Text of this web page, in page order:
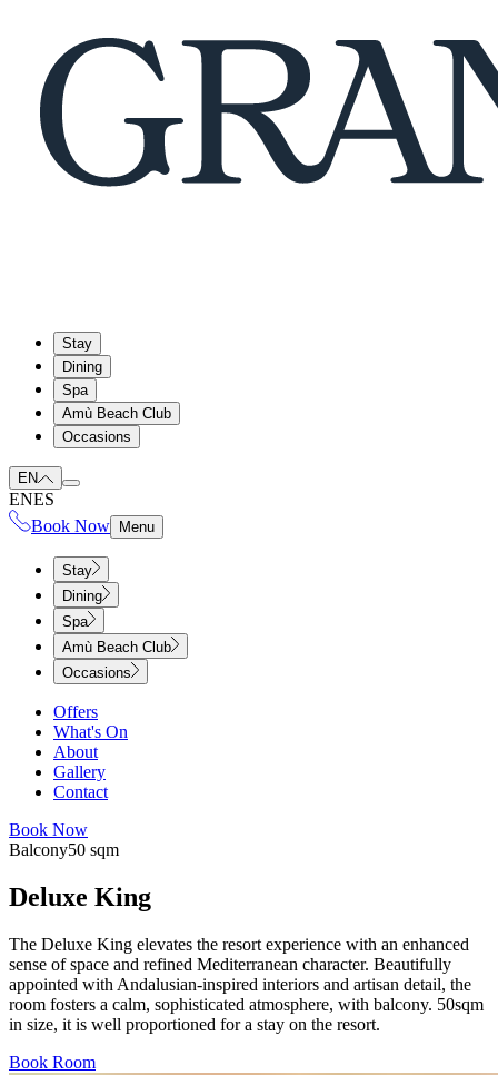
Stay
Dining
Spa
Amù Beach Club
Occasions
EN
ENES
Book Now
Menu
Stay
Dining
Spa
Amù Beach Club
Occasions
Offers
What's On
About
Gallery
Contact
Book Now
Balcony​​​​‌ ‍ ​‍​‍‌‍ ‌ ​‍‌‍‍‌‌‍‌ ‌‍‍‌‌‍ ‍​‍​‍​ ‍‍​‍​‍‌ ​ ‌‍​‌‌‍ ‍‌‍‍‌‌ ‌​‌ ‍‌​‍ ‍‌‍‍‌‌‍ ​‍​‍​‍ ​​‍​‍‌‍‍​‌ ​‍‌‍‌‌‌‍‌‍​‍​‍​ ‍‍​‍​‍‌‍‍​‌ ‌​‌ ‌​‌ ​​‌ ​ ​ ‍‍​‍ ​‍ ‌‍ ​​‍ ‌‌‍​‌‌‍ ‍‌‍‌​​‍ ‌‌ ​‍​‍ ‌‌‍‍​‌‍ ‌ ‌​‌‍‌‌‌‍ ​‌ ​ ​‍ ‌‌ ​ ‌ ‌​‌ ‌‌‌‍‌​‌‍‍‌‌‍ ​‍ ‍‌ ‌‍‌‍‌‌‌ ​‍‌‍​ ‌‍‌‌‌‍ ​​‍ ‍‌‍​‌‌ ​​‌ ​​​‍ ‌‍‍‌‌‍ ‍‌ ‌​‌‍‌‌‌‍ ‍‌ ‌​​‍ ‌‍‌‌‌‍‌​‌‍‍‌‌ ‌​​‍ ‌‍ ‌‌‍ ‌‍‌​‌‍‌‌​ ‌‌ ​​‌ ​‍‌‍‌‌‌ ​ ‌‍‌‌‌‍ ‍‌ ‌​‌‍​‌‌ ‌​‌‍‍‌‌‍ ‌‍ ‍​ ‍ ‌‍‍‌‌‍‌​​ ‌​ ‍​​ ‌‍‌‍‌‍​ ‌‍‌‍​ ‌‍​‍​ ‌​‌‍​‍​‍ ‌​ ‌ ​ ‌‍​ ​​​ ‍‌​‍ ‌​ ‌​​ ‌‌‌‍​ ​ ‍‌​‍ ‌​ ‍​‌‍​‍​ ‌ ​ ‌ ​‍ ‌‌‍​‌​ ​‌​ ‌‌​ ‍‌‌‍​‍‌‍​‌​ ​‌​ ​‌‌‍‌‍​ ‌‍​ ​‌​ ‍‌​ ‍ ‌ ‌​‌ ‍‌‌ ​​‌‍‌‌​ ‌‌‍‍​‌‍ ‌ ‌​‌‍‌‌‌‍ ​‌‌​‍‌‍ ‌‍ ‌‍ ‌‌‌​ ‌ ‌‌‌‍‍‌‌ ‌​‌‍‌‌‌​​‌‌‍ ‌‌‍‌‌‌‍ ‍‌‍‍‌‌ ‌​‌ ‍‌​ ‍ ‌ ​​‌‍​‌‌ ‌​‌‍‍​​ ‌‌ ‌​‌‍‍‌‌ ‌​‌‍ ​‌‍‌‌​ ‌‍​‍‌‍​‌‌ ​ ‌‍‌‌‌‌‌‌‌ ​‍‌‍ ​​ ‌‌‍‍​‌ ‌​‌ ‌​‌ ​​‌ ​ ​‍‌‌​ ​ ‌​​‌​‍‌‌​ ​‍‌​‌‍​‍‌‌​ ​‍‌​‌‍‌‍ ​​‍ ‌‌‍​‌‌‍ ‍‌‍‌​​‍ ‌‌ ​‍​‍ ‌‌‍‍​‌‍ ‌ ‌​‌‍‌‌‌‍ ​‌ ​ ​‍ ‌‌ ​ ‌ ‌​‌ ‌‌‌‍‌​‌‍‍‌‌‍ ​‍ ‍‌ ‌‍‌‍‌‌‌ ​‍‌‍​ ‌‍‌‌‌‍ ​​‍ ‍‌‍​‌‌ ​​‌ ​​​‍‌‍‌‍‍‌‌‍‌​​ ‌​ ‍​​ ‌‍‌‍‌‍​ ‌‍‌‍​ ‌‍​‍​ ‌​‌‍​‍​‍ ‌​ ‌ ​ ‌‍​ ​​​ ‍‌​‍ ‌​ ‌​​ ‌‌‌‍​ ​ ‍‌​‍ ‌​ ‍​‌‍​‍​ ‌ ​ ‌ ​‍ ‌‌‍​‌​ ​‌​ ‌‌​ ‍‌‌‍​‍‌‍​‌​ ​‌​ ​‌‌‍‌‍​ ‌‍​ ​‌​ ‍‌​‍‌‍‌ ‌​‌ ‍‌‌ ​​‌‍‌‌​ ‌‌‍‍​‌‍ ‌ ‌​‌‍‌‌‌‍ ​‌‌​‍‌‍ ‌‍ ‌‍ ‌‌‌​ ‌ ‌‌‌‍‍‌‌ ‌​‌‍‌‌‌​​‌‌‍ ‌‌‍‌‌‌‍ ‍‌‍‍‌‌ ‌​‌ ‍‌​‍‌‍‌ ​​‌‍​‌‌ ‌​‌‍‍​​ ‌‌ ‌​‌‍‍‌‌ ‌​‌‍ ​‌‍‌‌​‍‌‍‌ ​​‌‍‌‌‌ ​‍‌ ​ ‌ ​​‌‍‌‌‌‍​ ‌ ‌​‌‍‍‌‌ ‌‍‌‍‌‌​ ‌‌ ​​‌ ‌‌‌‍​‍‌‍ ​‌‍‍‌‌ ​ ‌‍‍​‌‍‌‌‌‍‌​​‍​‍‌ ‌50 sqm​​​​‌ ‍ ​‍​‍‌‍ ‌ ​‍‌‍‍‌‌‍‌ ‌‍‍‌‌‍ ‍​‍​‍​ ‍‍​‍​‍‌ ​ ‌‍​‌‌‍ ‍‌‍‍‌‌ ‌​‌ ‍‌​‍ ‍‌‍‍‌‌‍ ​‍​‍​‍ ​​‍​‍‌‍‍​‌ ​‍‌‍‌‌‌‍‌‍​‍​‍​ ‍‍​‍​‍‌‍‍​‌ ‌​‌ ‌​‌ ​​‌ ​ ​ ‍‍​‍ ​‍ ‌‍ ​​‍ ‌‌‍​‌‌‍ ‍‌‍‌​​‍ ‌‌ ​‍​‍ ‌‌‍‍​‌‍ ‌ ‌​‌‍‌‌‌‍ ​‌ ​ ​‍ ‌‌ ​ ‌ ‌​‌ ‌‌‌‍‌​‌‍‍‌‌‍ ​‍ ‍‌ ‌‍‌‍‌‌‌ ​‍‌‍​ ‌‍‌‌‌‍ ​​‍ ‍‌‍​‌‌ ​​‌ ​​​‍ ‌‍‍‌‌‍ ‍‌ ‌​‌‍‌‌‌‍ ‍‌ ‌​​‍ ‌‍‌‌‌‍‌​‌‍‍‌‌ ‌​​‍ ‌‍ ‌‌‍ ‌‍‌​‌‍‌‌​ ‌‌ ​​‌ ​‍‌‍‌‌‌ ​ ‌‍‌‌‌‍ ‍‌ ‌​‌‍​‌‌ ‌​‌‍‍‌‌‍ ‌‍ ‍​ ‍ ‌‍‍‌‌‍‌​​ ‌‌‍‌‍​ ‌ ‌‍‌‌​ ‌‌​ ​‍‌‍​‌​ ​‍​ ‌‍​‍ ‌‌‍​‍​ ‌‌​ ​ ​ ​‍​‍ ‌​ ‌​‌‍​ ​ ‌ ​ ‍​​‍ ‌​ ‍​​ ‌‍​ ​ ‌‍‌​​‍ ‌​ ‍​​ ‌ ​ ‌‍​ ​‌‌‍‌‌​ ​ ‌‍‌​‌‍‌‍​ ​​‌‍​‌​ ‍‌‌‍‌‍​ ‍ ‌ ‌​‌ ‍‌‌ ​​‌‍‌‌​ ‌‌‍‍​‌‍ ‌ ‌​‌‍‌‌‌‍ ​‌‌​‍‌‍ ‌‍ ‌‍ ‌‌‌​ ‌ ‌‌‌‍‍‌‌ ‌​‌‍‌‌‌​​‌‌‍ ‌‌‍‌‌‌‍ ‍‌‍‍‌‌ ‌​‌ ‍‌​ ‍ ‌ ​​‌‍​‌‌ ‌​‌‍‍​​ ‌‌ ‌​‌‍‍‌‌ ‌​‌‍ ​‌‍‌‌​ ‌‍​‍‌‍​‌‌ ​ ‌‍‌‌‌‌‌‌‌ ​‍‌‍ ​​ ‌‌‍‍​‌ ‌​‌ ‌​‌ ​​‌ ​ ​‍‌‌​ ​ ‌​​‌​‍‌‌​ ​‍‌​‌‍​‍‌‌​ ​‍‌​‌‍‌‍ ​​‍ ‌‌‍​‌‌‍ ‍‌‍‌​​‍ ‌‌ ​‍​‍ ‌‌‍‍​‌‍ ‌ ‌​‌‍‌‌‌‍ ​‌ ​ ​‍ ‌‌ ​ ‌ ‌​‌ ‌‌‌‍‌​‌‍‍‌‌‍ ​‍ ‍‌ ‌‍‌‍‌‌‌ ​‍‌‍​ ‌‍‌‌‌‍ ​​‍ ‍‌‍​‌‌ ​​‌ ​​​‍‌‍‌‍‍‌‌‍‌​​ ‌‌‍‌‍​ ‌ ‌‍‌‌​ ‌‌​ ​‍‌‍​‌​ ​‍​ ‌‍​‍ ‌‌‍​‍​ ‌‌​ ​ ​ ​‍​‍ ‌​ ‌​‌‍​ ​ ‌ ​ ‍​​‍ ‌​ ‍​​ ‌‍​ ​ ‌‍‌​​‍ ‌​ ‍​​ ‌ ​ ‌‍​ ​‌‌‍‌‌​ ​ ‌‍‌​‌‍‌‍​ ​​‌‍​‌​ ‍‌‌‍‌‍​‍‌‍‌ ‌​‌ ‍‌‌ ​​‌‍‌‌​ ‌‌‍‍​‌‍ ‌ ‌​‌‍‌‌‌‍ ​‌‌​‍‌‍ ‌‍ ‌‍ ‌‌‌​ ‌ ‌‌‌‍‍‌‌ ‌​‌‍‌‌‌​​‌‌‍ ‌‌‍‌‌‌‍ ‍‌‍‍‌‌ ‌​‌ ‍‌​‍‌‍‌ ​​‌‍​‌‌ ‌​‌‍‍​​ ‌‌ ‌​‌‍‍‌‌ ‌​‌‍ ​‌‍‌‌​‍‌‍‌ ​​‌‍‌‌‌ ​‍‌ ​ ‌ ​​‌‍‌‌‌‍​ ‌ ‌​‌‍‍‌‌ ‌‍‌‍‌‌​ ‌‌ ​​‌ ‌‌‌‍​‍‌‍ ​‌‍‍‌‌ ​ ‌‍‍​‌‍‌‌‌‍‌​​‍​‍‌ ‌
Deluxe King​​​​‌ ‍ ​‍​‍‌‍ ‌ ​‍‌‍‍‌‌‍‌ ‌‍‍‌‌‍ ‍​‍​‍​ ‍‍​‍​‍‌ ​ ‌‍​‌‌‍ ‍‌‍‍‌‌ ‌​‌ ‍‌​‍ ‍‌‍‍‌‌‍ ​‍​‍​‍ ​​‍​‍‌‍‍​‌ ​‍‌‍‌‌‌‍‌‍​‍​‍​ ‍‍​‍​‍‌‍‍​‌ ‌​‌ ‌​‌ ​​‌ ​ ​ ‍‍​‍ ​‍ ‌‍ ​​‍ ‌‌‍​‌‌‍ ‍‌‍‌​​‍ ‌‌ ​‍​‍ ‌‌‍‍​‌‍ ‌ ‌​‌‍‌‌‌‍ ​‌ ​ ​‍ ‌‌ ​ ‌ ‌​‌ ‌‌‌‍‌​‌‍‍‌‌‍ ​‍ ‍‌ ‌‍‌‍‌‌‌ ​‍‌‍​ ‌‍‌‌‌‍ ​​‍ ‍‌‍​‌‌ ​​‌ ​​​‍ ‌‍‍‌‌‍ ‍‌ ‌​‌‍‌‌‌‍ ‍‌ ‌​​‍ ‌‍‌‌‌‍‌​‌‍‍‌‌ ‌​​‍ ‌‍ ‌‌‍ ‌‍‌​‌‍‌‌​ ‌‌ ​​‌ ​‍‌‍‌‌‌ ​ ‌‍‌‌‌‍ ‍‌ ‌​‌‍​‌‌ ‌​‌‍‍‌‌‍ ‌‍ ‍​ ‍ ‌‍‍‌‌‍‌​​ ‌‌‍​ ​ ‌ ​ ​ ​ ​‌​ ‍‌‌‍​‍‌‍​‌​ ‌‍​‍ ‌​ ‌‌​ ‌‍​ ‌ ‌‍​ ​‍ ‌​ ‌​​ ‌ ​ ‌‍‌‍​‌​‍ ‌​ ‍‌‌‍​‍​ ​‍​ ‌‌​‍ ‌‌‍‌‍​ ‍‌‌‍​‌​ ‍​​ ​‌​ ​‌​ ‍​​ ‍‌​ ‌‌​ ​‍​ ‌ ​ ‍‌​ ‍ ‌ ‌​‌ ‍‌‌ ​​‌‍‌‌​ ‌‌‍‍​‌‍ ‌ ‌​‌‍‌‌‌‍ ​‌‌​‍‌‍ ‌‍ ‌‍ ‌‌‌​ ‌ ‌‌‌‍‍‌‌ ‌​‌‍‌‌​ ‍ ‌ ​​‌‍​‌‌ ‌​‌‍‍​​ ‌‌ ‌​‌‍‍‌‌ ‌​‌‍ ​‌‍‌‌​ ‌‍​‍‌‍​‌‌ ​ ‌‍‌‌‌‌‌‌‌ ​‍‌‍ ​​ ‌‌‍‍​‌ ‌​‌ ‌​‌ ​​‌ ​ ​‍‌‌​ ​ ‌​​‌​‍‌‌​ ​‍‌​‌‍​‍‌‌​ ​‍‌​‌‍‌‍ ​​‍ ‌‌‍​‌‌‍ ‍‌‍‌​​‍ ‌‌ ​‍​‍ ‌‌‍‍​‌‍ ‌ ‌​‌‍‌‌‌‍ ​‌ ​ ​‍ ‌‌ ​ ‌ ‌​‌ ‌‌‌‍‌​‌‍‍‌‌‍ ​‍ ‍‌ ‌‍‌‍‌‌‌ ​‍‌‍​ ‌‍‌‌‌‍ ​​‍ ‍‌‍​‌‌ ​​‌ ​​​‍‌‍‌‍‍‌‌‍‌​​ ‌‌‍​ ​ ‌ ​ ​ ​ ​‌​ ‍‌‌‍​‍‌‍​‌​ ‌‍​‍ ‌​ ‌‌​ ‌‍​ ‌ ‌‍​ ​‍ ‌​ ‌​​ ‌ ​ ‌‍‌‍​‌​‍ ‌​ ‍‌‌‍​‍​ ​‍​ ‌‌​‍ ‌‌‍‌‍​ ‍‌‌‍​‌​ ‍​​ ​‌​ ​‌​ ‍​​ ‍‌​ ‌‌​ ​‍​ ‌ ​ ‍‌​‍‌‍‌ ‌​‌ ‍‌‌ ​​‌‍‌‌​ ‌‌‍‍​‌‍ ‌ ‌​‌‍‌‌‌‍ ​‌‌​‍‌‍ ‌‍ ‌‍ ‌‌‌​ ‌ ‌‌‌‍‍‌‌ ‌​‌‍‌‌​‍‌‍‌ ​​‌‍​‌‌ ‌​‌‍‍​​ ‌‌ ‌​‌‍‍‌‌ ‌​‌‍ ​‌‍‌‌​‍‌‍‌ ​​‌‍‌‌‌ ​‍‌ ​ ‌ ​​‌‍‌‌‌‍​ ‌ ‌​‌‍‍‌‌ ‌‍‌‍‌‌​ ‌‌ ​​‌ ‌‌‌‍​‍‌‍ ​‌‍‍‌‌ ​ ‌‍‍​‌‍‌‌‌‍‌​​‍​‍‌ ‌
The Deluxe King elevates the resort experience with an enhanced
sense of space and refined Mediterranean character. Beautifully
appointed with Andalusian-inspired interiors and artisan detail, the
room fosters a calm, sophisticated atmosphere, with balcony. 50sqm
in size, it is well proportioned for a stay on the resort.​​​​‌ ‍ ​‍​‍‌‍ ‌ ​‍‌‍‍‌‌‍‌ ‌‍‍‌‌‍ ‍​‍​‍​ ‍‍​‍​‍‌ ​ ‌‍​‌‌‍ ‍‌‍‍‌‌ ‌​‌ ‍‌​‍ ‍‌‍‍‌‌‍ ​‍​‍​‍ ​​‍​‍‌‍‍​‌ ​‍‌‍‌‌‌‍‌‍​‍​‍​ ‍‍​‍​‍‌‍‍​‌ ‌​‌ ‌​‌ ​​‌ ​ ​ ‍‍​‍ ​‍ ‌‍ ​​‍ ‌‌‍​‌‌‍ ‍‌‍‌​​‍ ‌‌ ​‍​‍ ‌‌‍‍​‌‍ ‌ ‌​‌‍‌‌‌‍ ​‌ ​ ​‍ ‌‌ ​ ‌ ‌​‌ ‌‌‌‍‌​‌‍‍‌‌‍ ​‍ ‍‌ ‌‍‌‍‌‌‌ ​‍‌‍​ ‌‍‌‌‌‍ ​​‍ ‍‌‍​‌‌ ​​‌ ​​​‍ ‌‍‍‌‌‍ ‍‌ ‌​‌‍‌‌‌‍ ‍‌ ‌​​‍ ‌‍‌‌‌‍‌​‌‍‍‌‌ ‌​​‍ ‌‍ ‌‌‍ ‌‍‌​‌‍‌‌​ ‌‌ ​​‌ ​‍‌‍‌‌‌ ​ ‌‍‌‌‌‍ ‍‌ ‌​‌‍​‌‌ ‌​‌‍‍‌‌‍ ‌‍ ‍​ ‍ ‌‍‍‌‌‍‌​​ ‌‌‍​ ​ ‌ ​ ​ ​ ​‌​ ‍‌‌‍​‍‌‍​‌​ ‌‍​‍ ‌​ ‌‌​ ‌‍​ ‌ ‌‍​ ​‍ ‌​ ‌​​ ‌ ​ ‌‍‌‍​‌​‍ ‌​ ‍‌‌‍​‍​ ​‍​ ‌‌​‍ ‌‌‍‌‍​ ‍‌‌‍​‌​ ‍​​ ​‌​ ​‌​ ‍​​ ‍‌​ ‌‌​ ​‍​ ‌ ​ ‍‌​ ‍ ‌ ‌​‌ ‍‌‌ ​​‌‍‌‌​ ‌‌‍‍​‌‍ ‌ ‌​‌‍‌‌‌‍ ​‌‌​‍‌‍ ‌‍ ‌‍ ‌‌‌​ ‌ ‌‌‌‍‍‌‌ ‌​‌‍‌‌​ ‍ ‌ ​​‌‍​‌‌ ‌​‌‍‍​​ ‌‌‍‌​‌‍‌‌‌ ​ ‌‍​ ‌ ​‍‌‍‍‌‌ ​​‌ ‌​‌‍‍‌‌‍ ‌‍ ‍​ ‌‍​‍‌‍​‌‌ ​ ‌‍‌‌‌‌‌‌‌ ​‍‌‍ ​​ ‌‌‍‍​‌ ‌​‌ ‌​‌ ​​‌ ​ ​‍‌‌​ ​ ‌​​‌​‍‌‌​ ​‍‌​‌‍​‍‌‌​ ​‍‌​‌‍‌‍ ​​‍ ‌‌‍​‌‌‍ ‍‌‍‌​​‍ ‌‌ ​‍​‍ ‌‌‍‍​‌‍ ‌ ‌​‌‍‌‌‌‍ ​‌ ​ ​‍ ‌‌ ​ ‌ ‌​‌ ‌‌‌‍‌​‌‍‍‌‌‍ ​‍ ‍‌ ‌‍‌‍‌‌‌ ​‍‌‍​ ‌‍‌‌‌‍ ​​‍ ‍‌‍​‌‌ ​​‌ ​​​‍‌‍‌‍‍‌‌‍‌​​ ‌‌‍​ ​ ‌ ​ ​ ​ ​‌​ ‍‌‌‍​‍‌‍​‌​ ‌‍​‍ ‌​ ‌‌​ ‌‍​ ‌ ‌‍​ ​‍ ‌​ ‌​​ ‌ ​ ‌‍‌‍​‌​‍ ‌​ ‍‌‌‍​‍​ ​‍​ ‌‌​‍ ‌‌‍‌‍​ ‍‌‌‍​‌​ ‍​​ ​‌​ ​‌​ ‍​​ ‍‌​ ‌‌​ ​‍​ ‌ ​ ‍‌​‍‌‍‌ ‌​‌ ‍‌‌ ​​‌‍‌‌​ ‌‌‍‍​‌‍ ‌ ‌​‌‍‌‌‌‍ ​‌‌​‍‌‍ ‌‍ ‌‍ ‌‌‌​ ‌ ‌‌‌‍‍‌‌ ‌​‌‍‌‌​‍‌‍‌ ​​‌‍​‌‌ ‌​‌‍‍​​ ‌‌‍‌​‌‍‌‌‌ ​ ‌‍​ ‌ ​‍‌‍‍‌‌ ​​‌ ‌​‌‍‍‌‌‍ ‌‍ ‍​‍‌‍‌ ​​‌‍‌‌‌ ​‍‌ ​ ‌ ​​‌‍‌‌‌‍​ ‌ ‌​‌‍‍‌‌ ‌‍‌‍‌‌​ ‌‌ ​​‌ ‌‌‌‍​‍‌‍ ​‌‍‍‌‌ ​ ‌‍‍​‌‍‌‌‌‍‌​​‍​‍‌ ‌
Book Room​​​​‌ ‍ ​‍​‍‌‍ ‌ ​‍‌‍‍‌‌‍‌ ‌‍‍‌‌‍ ‍​‍​‍​ ‍‍​‍​‍‌ ​ ‌‍​‌‌‍ ‍‌‍‍‌‌ ‌​‌ ‍‌​‍ ‍‌‍‍‌‌‍ ​‍​‍​‍ ​​‍​‍‌‍‍​‌ ​‍‌‍‌‌‌‍‌‍​‍​‍​ ‍‍​‍​‍‌‍‍​‌ ‌​‌ ‌​‌ ​​‌ ​ ​ ‍‍​‍ ​‍ ‌‍ ​​‍ ‌‌‍​‌‌‍ ‍‌‍‌​​‍ ‌‌ ​‍​‍ ‌‌‍‍​‌‍ ‌ ‌​‌‍‌‌‌‍ ​‌ ​ ​‍ ‌‌ ​ ‌ ‌​‌ ‌‌‌‍‌​‌‍‍‌‌‍ ​‍ ‍‌ ‌‍‌‍‌‌‌ ​‍‌‍​ ‌‍‌‌‌‍ ​​‍ ‍‌‍​‌‌ ​​‌ ​​​‍ ‌‍‍‌‌‍ ‍‌ ‌​‌‍‌‌‌‍ ‍‌ ‌​​‍ ‌‍‌‌‌‍‌​‌‍‍‌‌ ‌​​‍ ‌‍ ‌‌‍ ‌‍‌​‌‍‌‌​ ‌‌ ​​‌ ​‍‌‍‌‌‌ ​ ‌‍‌‌‌‍ ‍‌ ‌​‌‍​‌‌ ‌​‌‍‍‌‌‍ ‌‍ ‍​ ‍ ‌‍‍‌‌‍‌​​ ‌‌‍​ ​ ‌ ​ ​ ​ ​‌​ ‍‌‌‍​‍‌‍​‌​ ‌‍​‍ ‌​ ‌‌​ ‌‍​ ‌ ‌‍​ ​‍ ‌​ ‌​​ ‌ ​ ‌‍‌‍​‌​‍ ‌​ ‍‌‌‍​‍​ ​‍​ ‌‌​‍ ‌‌‍‌‍​ ‍‌‌‍​‌​ ‍​​ ​‌​ ​‌​ ‍​​ ‍‌​ ‌‌​ ​‍​ ‌ ​ ‍‌​ ‍ ‌ ‌​‌ ‍‌‌ ​​‌‍‌‌​ ‌‌‍‍​‌‍ ‌ ‌​‌‍‌‌‌‍ ​‌‌​‍‌‍ ‌‍ ‌‍ ‌‌‌​ ‌ ‌‌‌‍‍‌‌ ‌​‌‍‌‌​ ‍ ‌ ​​‌‍​‌‌ ‌​‌‍‍​​ ‌‌‍​ ‌ ‌​‌‍​‌​‍ ‍‌‍ ​‌‍​‌‌‍​‍‌‍‌‌‌‍ ​​ ‌‍​‍‌‍​‌‌ ​ ‌‍‌‌‌‌‌‌‌ ​‍‌‍ ​​ ‌‌‍‍​‌ ‌​‌ ‌​‌ ​​‌ ​ ​‍‌‌​ ​ ‌​​‌​‍‌‌​ ​‍‌​‌‍​‍‌‌​ ​‍‌​‌‍‌‍ ​​‍ ‌‌‍​‌‌‍ ‍‌‍‌​​‍ ‌‌ ​‍​‍ ‌‌‍‍​‌‍ ‌ ‌​‌‍‌‌‌‍ ​‌ ​ ​‍ ‌‌ ​ ‌ ‌​‌ ‌‌‌‍‌​‌‍‍‌‌‍ ​‍ ‍‌ ‌‍‌‍‌‌‌ ​‍‌‍​ ‌‍‌‌‌‍ ​​‍ ‍‌‍​‌‌ ​​‌ ​​​‍‌‍‌‍‍‌‌‍‌​​ ‌‌‍​ ​ ‌ ​ ​ ​ ​‌​ ‍‌‌‍​‍‌‍​‌​ ‌‍​‍ ‌​ ‌‌​ ‌‍​ ‌ ‌‍​ ​‍ ‌​ ‌​​ ‌ ​ ‌‍‌‍​‌​‍ ‌​ ‍‌‌‍​‍​ ​‍​ ‌‌​‍ ‌‌‍‌‍​ ‍‌‌‍​‌​ ‍​​ ​‌​ ​‌​ ‍​​ ‍‌​ ‌‌​ ​‍​ ‌ ​ ‍‌​‍‌‍‌ ‌​‌ ‍‌‌ ​​‌‍‌‌​ ‌‌‍‍​‌‍ ‌ ‌​‌‍‌‌‌‍ ​‌‌​‍‌‍ ‌‍ ‌‍ ‌‌‌​ ‌ ‌‌‌‍‍‌‌ ‌​‌‍‌‌​‍‌‍‌ ​​‌‍​‌‌ ‌​‌‍‍​​ ‌‌‍​ ‌ ‌​‌‍​‌​‍ ‍‌‍ ​‌‍​‌‌‍​‍‌‍‌‌‌‍ ​​‍‌‍‌ ​​‌‍‌‌‌ ​‍‌ ​ ‌ ​​‌‍‌‌‌‍​ ‌ ‌​‌‍‍‌‌ ‌‍‌‍‌‌​ ‌‌ ​​‌ ‌‌‌‍​‍‌‍ ​‌‍‍‌‌ ​ ‌‍‍​‌‍‌‌‌‍‌​​‍​‍‌ ‌